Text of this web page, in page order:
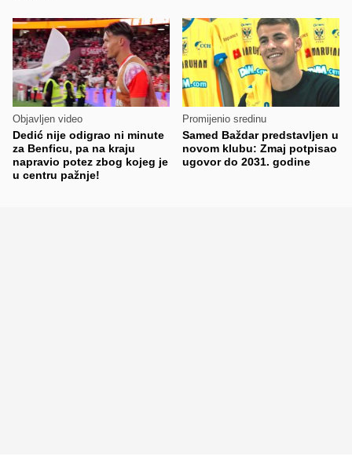
Objavljen video
Dedić nije odigrao ni minute
za Benficu, pa na kraju
napravio potez zbog kojeg je
u centru pažnje!
Promijenio sredinu
Samed Baždar predstavljen u
novom klubu: Zmaj potpisao
ugovor do 2031. godine